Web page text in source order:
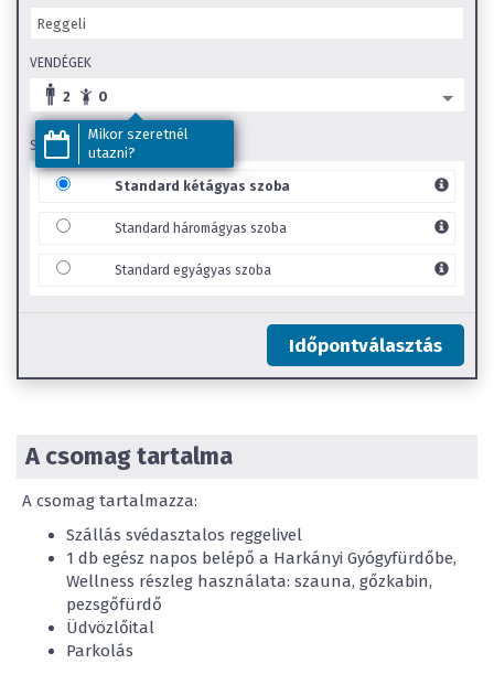
Mikor szeretnél
utazni?
VENDÉGEK
2 0
SZOBA TÍPUS
Standard kétágyas szoba
Standard háromágyas szoba
Standard egyágyas szoba
Időpontválasztás
A csomag tartalma
A csomag tartalmazza:
Szállás svédasztalos reggelivel
1 db egész napos belépő a Harkányi Gyógyfürdőbe,
Wellness részleg használata: szauna, gőzkabin,
pezsgőfürdő
Üdvözlőital
Parkolás